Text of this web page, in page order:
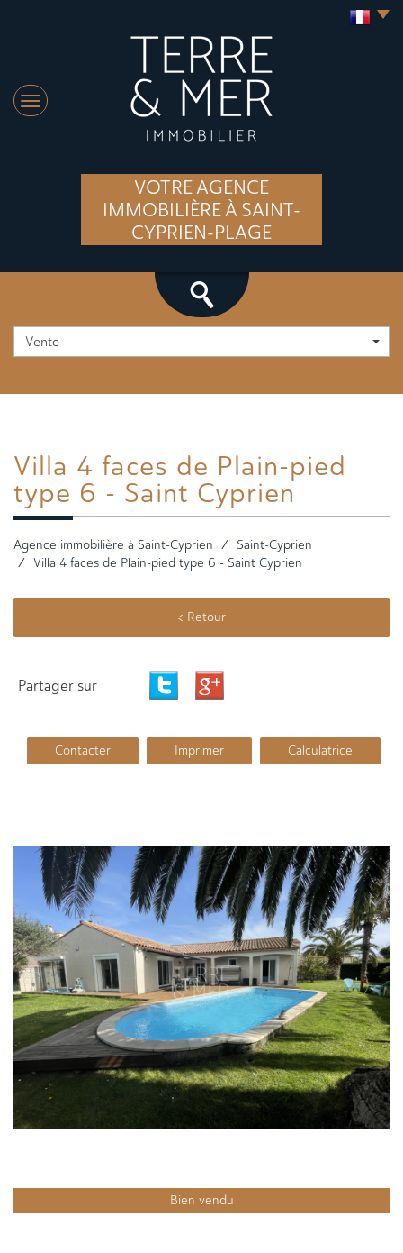
VOTRE AGENCE
IMMOBILIÈRE À SAINT-
CYPRIEN-PLAGE
Vente
Villa 4 faces de Plain-pied
type 6 - Saint Cyprien
Agence immobilière à Saint-Cyprien
Saint-Cyprien
Villa 4 faces de Plain-pied type 6 - Saint Cyprien
< Retour
Partager sur
Contacter Imprimer Calculatrice
Bien vendu